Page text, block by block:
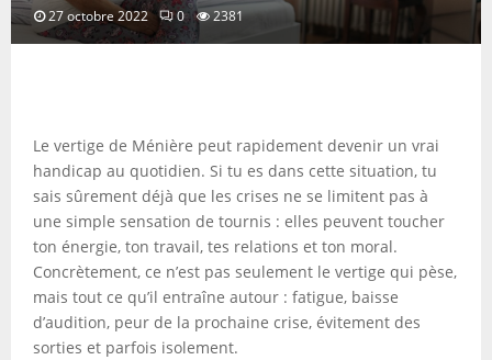
27 octobre 2022 0 2381
Le vertige de Ménière peut rapidement devenir un vrai
handicap au quotidien. Si tu es dans cette situation, tu
sais sûrement déjà que les crises ne se limitent pas à
une simple sensation de tournis : elles peuvent toucher
ton énergie, ton travail, tes relations et ton moral.
Concrètement, ce n’est pas seulement le vertige qui pèse,
mais tout ce qu’il entraîne autour : fatigue, baisse
d’audition, peur de la prochaine crise, évitement des
sorties et parfois isolement.